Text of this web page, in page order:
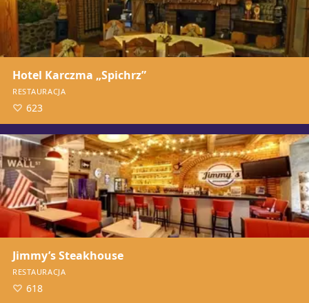
Hotel Karczma „Spichrz”
RESTAURACJA
623
Jimmy’s Steakhouse
RESTAURACJA
618